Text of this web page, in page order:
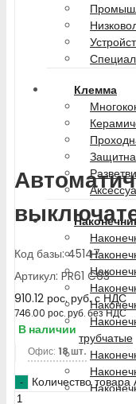
Клемма
трубчатые
Код базы: 45147
Артикул: PR61 C63
910.12 рос. руб.с НДС
746.00 рос. руб.без НДС
В наличии
Офис: 18 шт.
Количество